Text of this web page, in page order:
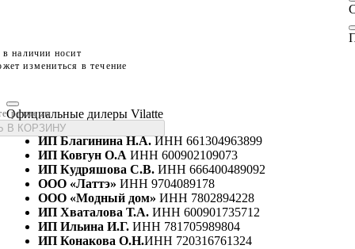
наличии носит
измениться в течение
размеры
В КОРЗИНУ
Официальные дилеры Vilatte
ИП Благинина Н.А.ИНН 661304963899
ИП Ковгун О.А ИНН 600902109073
ИП Кудряшова С.В. ИНН 666400489092
ООО «Латтэ» ИНН 9704089178
ООО «Модный дом» ИНН 7802894228
ИП Хваталова Т.А. ИНН 600901735712
ИП Ильина И.Г. ИНН 781705989804
ИП Конакова О.Н.ИНН 720316761324